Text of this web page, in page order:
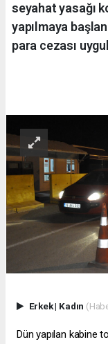
seyahat yasağı
yapılmaya
para cezası
Erkek| Kadın
Dün yapılan kabine